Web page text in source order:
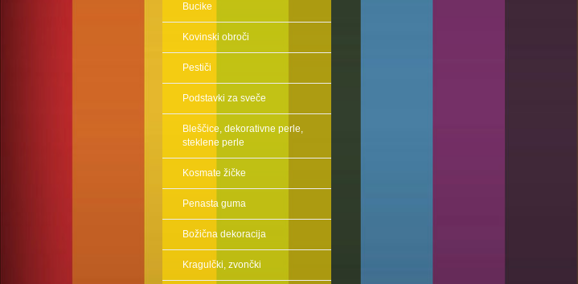
Bucike
Kovinski obroči
Pestiči
Podstavki za sveče
Bleščice, dekorativne perle,
steklene perle
Kosmate žičke
Penasta guma
Božična dekoracija
Kragulčki, zvončki